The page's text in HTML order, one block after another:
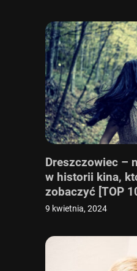
Dreszczowiec –
w historii kina,
zobaczyć [TOP
9 kwietnia, 2024